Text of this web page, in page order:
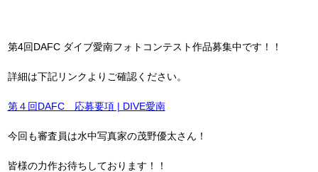
第4回DAFC ダイブ愛南フォトコンテスト作品募集中です！！
詳細は下記リンクよりご確認ください。
第４回DAFC 応募要項 | DIVE愛南
今回も審査員は水中写真家の茂野優太さん！
皆様の力作お待ちしております！！